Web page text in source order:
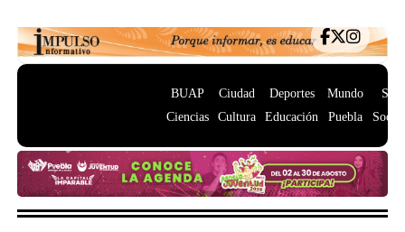
BUAP
Ciencias
Ciudad
Cultura
Deportes
Educación
Mundo
Puebla